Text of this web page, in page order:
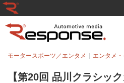
【第20回 品川クラシッ
モータースポーツ／エンタメ エンタメ・